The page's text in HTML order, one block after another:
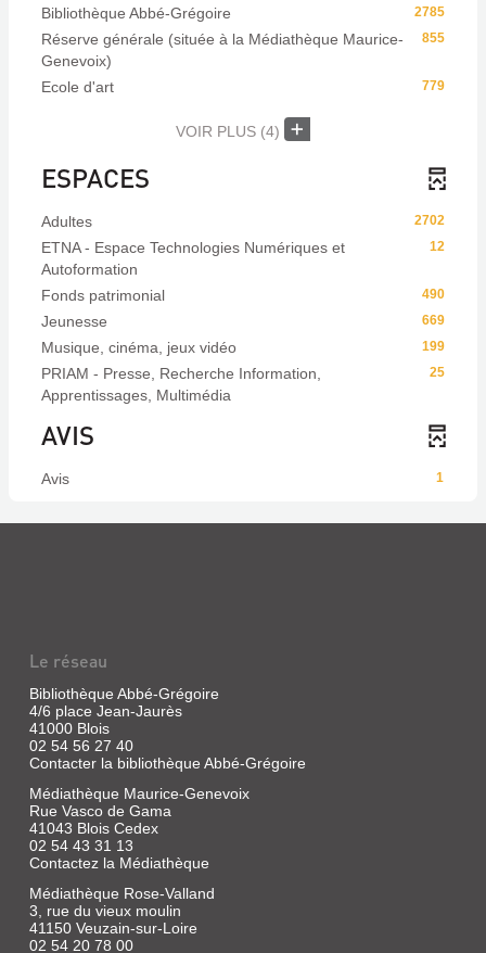
2785
Bibliothèque Abbé-Grégoire
855
Réserve générale (située à la Médiathèque Maurice-
Genevoix)
779
Ecole d'art
VOIR PLUS (4)
ESPACES
2702
Adultes
12
ETNA - Espace Technologies Numériques et
Autoformation
490
Fonds patrimonial
669
Jeunesse
199
Musique, cinéma, jeux vidéo
25
PRIAM - Presse, Recherche Information,
Apprentissages, Multimédia
AVIS
1
Avis
Le réseau
Bibliothèque Abbé-Grégoire
4/6 place Jean-Jaurès
41000 Blois
02 54 56 27 40
Contacter la bibliothèque Abbé-Grégoire
Médiathèque Maurice-Genevoix
Rue Vasco de Gama
41043 Blois Cedex
02 54 43 31 13
Contactez la Médiathèque
Médiathèque Rose-Valland
3, rue du vieux moulin
41150 Veuzain-sur-Loire
02 54 20 78 00